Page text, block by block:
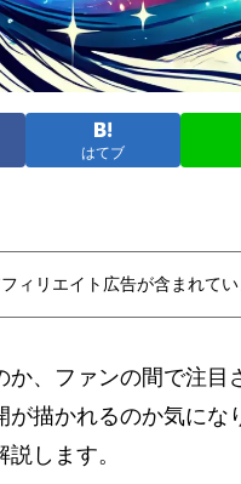
はてブ
ィリエイト広告が含まれてい
か、ファンの間で注
描かれるのか気に
します。